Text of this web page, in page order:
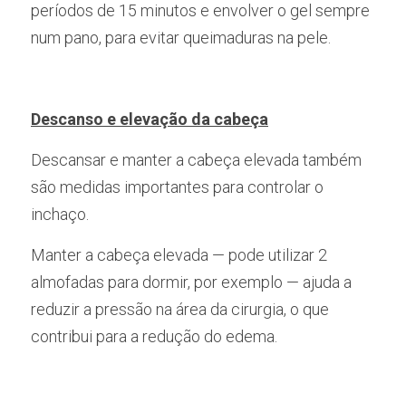
períodos de 15 minutos e envolver o gel sempre
num pano, para evitar queimaduras na pele.
Descanso e elevação da cabeça
Descansar e manter a cabeça elevada também
são medidas importantes para controlar o
inchaço.
Manter a cabeça elevada — pode utilizar 2
almofadas para dormir, por exemplo — ajuda a
reduzir a pressão na área da cirurgia, o que
contribui para a redução do edema.